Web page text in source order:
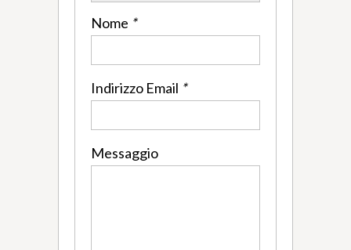
Nome *
Indirizzo Email *
Messaggio